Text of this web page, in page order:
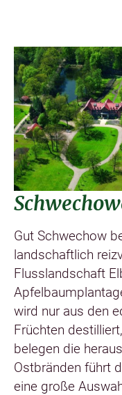
Gut Schwechow
landschaftlich
Flusslandschaft
wird nur aus den
Früchten
belegen die
Ostbränden führt
eine große